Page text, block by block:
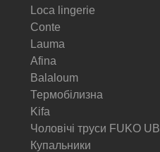
Loca lingerie
Conte
Lauma
Afina
Balaloum
Термобілизна
Kifa
Чоловічі труси FUKO UB
Купальники